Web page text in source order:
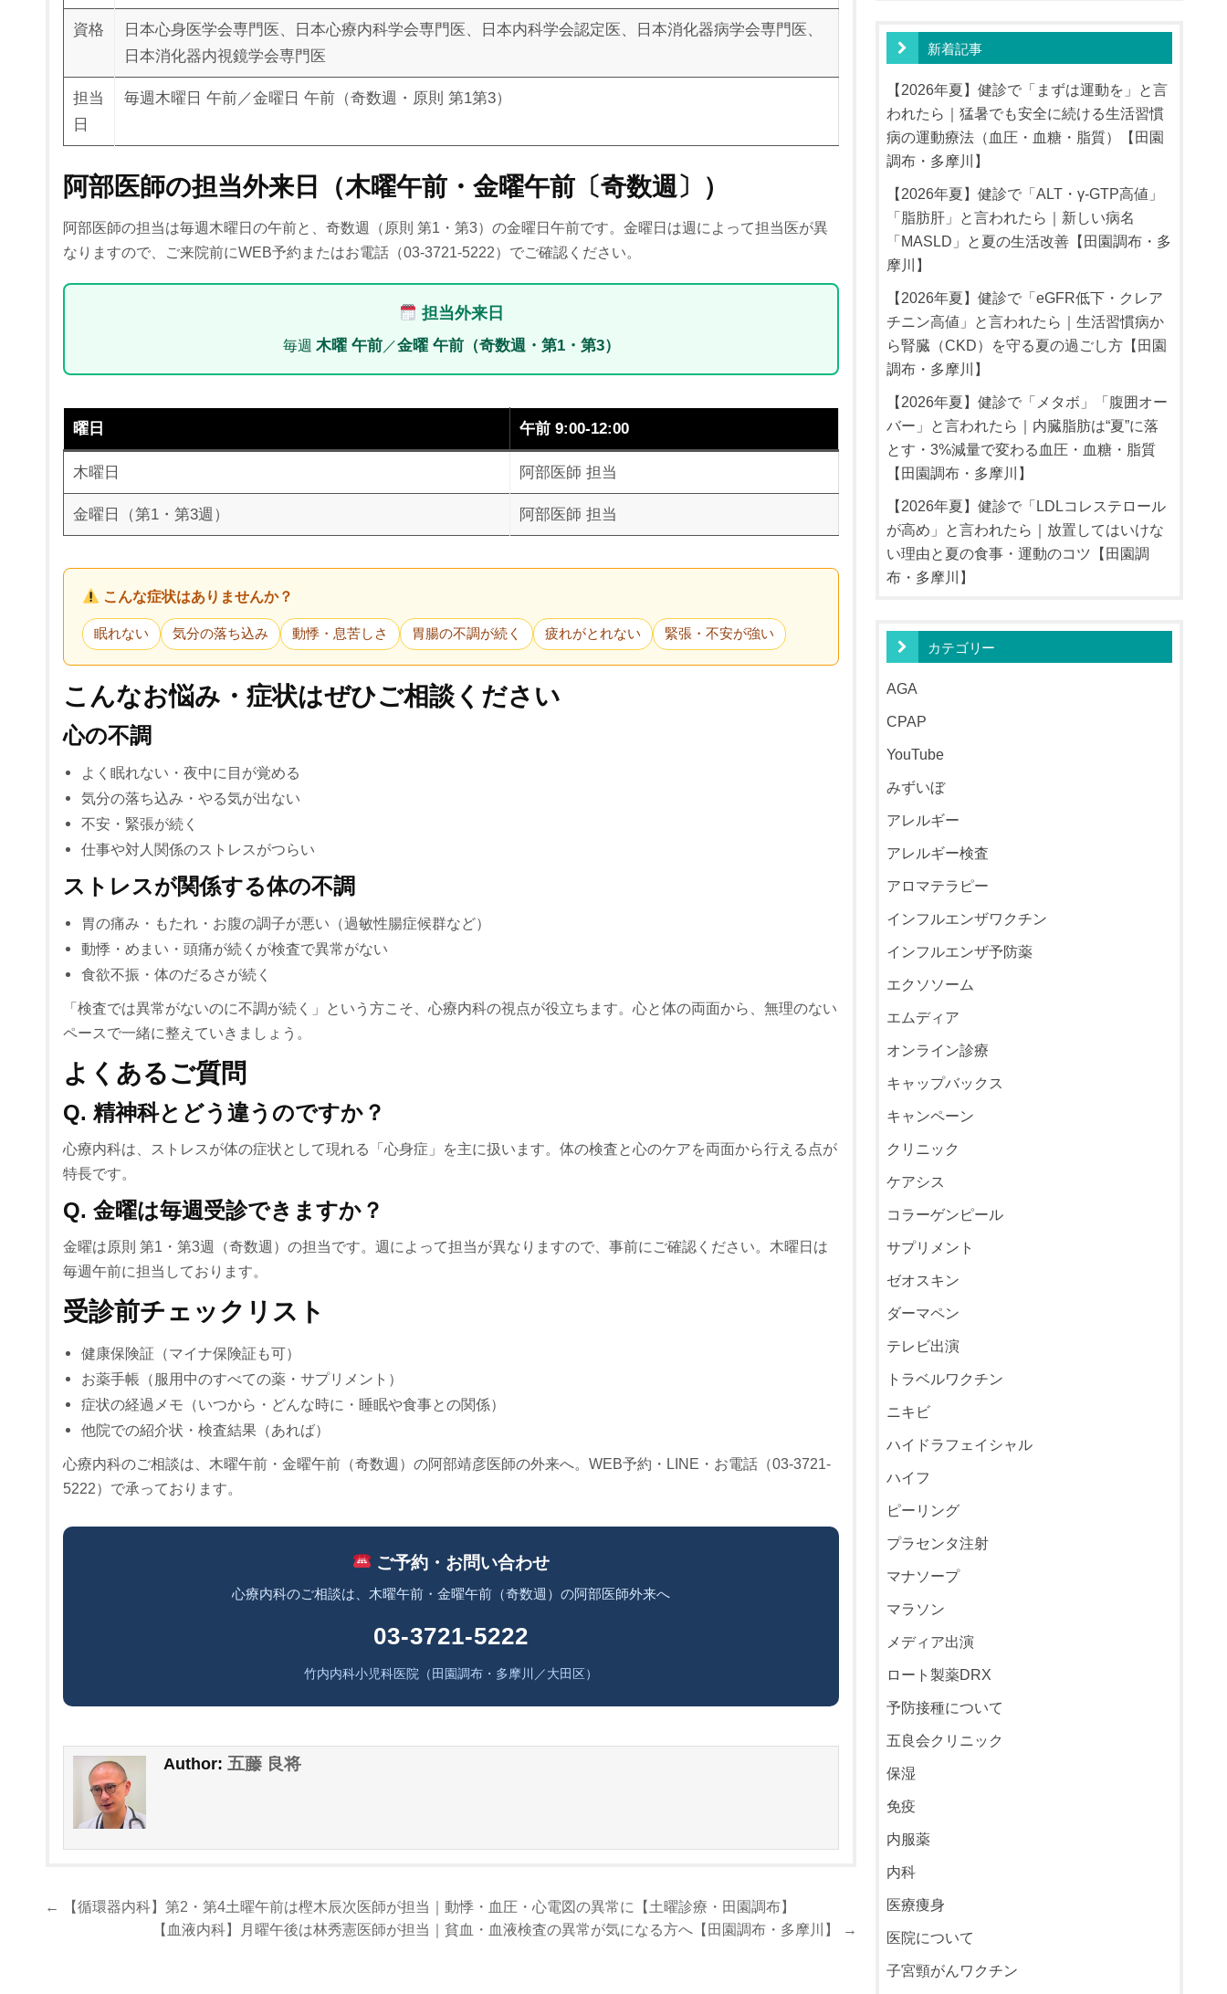
資格
日本心身医学会専門医、日本心療内科学会専門医、日本内科学会認定医、日本消化器病学会専門医、
日本消化器内視鏡学会専門医
担当
日
毎週木曜日 午前／金曜日 午前（奇数週・原則 第1第3）
阿部医師の担当外来日（木曜午前・金曜午前〔奇数週〕）
阿部医師の担当は毎週木曜日の午前と、奇数週（原則 第1・第3）の金曜日午前です。金曜日は週によって担当医が異
なりますので、ご来院前にWEB予約またはお電話（03-3721-5222）でご確認ください。
担当外来日
毎週 木曜 午前／金曜 午前（奇数週・第1・第3）
曜日 午前 9:00-12:00
木曜日 阿部医師 担当
金曜日（第1・第3週） 阿部医師 担当
こんな症状はありませんか？
眠れない 気分の落ち込み 動悸・息苦しさ 胃腸の不調が続く 疲れがとれない 緊張・不安が強い
こんなお悩み・症状はぜひご相談ください
心の不調
よく眠れない・夜中に目が覚める
気分の落ち込み・やる気が出ない
不安・緊張が続く
仕事や対人関係のストレスがつらい
ストレスが関係する体の不調
胃の痛み・もたれ・お腹の調子が悪い（過敏性腸症候群など）
動悸・めまい・頭痛が続くが検査で異常がない
食欲不振・体のだるさが続く
「検査では異常がないのに不調が続く」という方こそ、心療内科の視点が役立ちます。心と体の両面から、無理のない
ペースで一緒に整えていきましょう。
よくあるご質問
Q. 精神科とどう違うのですか？
心療内科は、ストレスが体の症状として現れる「心身症」を主に扱います。体の検査と心のケアを両面から行える点が
特長です。
Q. 金曜は毎週受診できますか？
金曜は原則 第1・第3週（奇数週）の担当です。週によって担当が異なりますので、事前にご確認ください。木曜日は
毎週午前に担当しております。
受診前チェックリスト
健康保険証（マイナ保険証も可）
お薬手帳（服用中のすべての薬・サプリメント）
症状の経過メモ（いつから・どんな時に・睡眠や食事との関係）
他院での紹介状・検査結果（あれば）
心療内科のご相談は、木曜午前・金曜午前（奇数週）の阿部靖彦医師の外来へ。WEB予約・LINE・お電話（03-3721-
5222）で承っております。
ご予約・お問い合わせ
心療内科のご相談は、木曜午前・金曜午前（奇数週）の阿部医師外来へ
03-3721-5222
竹内内科小児科医院（田園調布・多摩川／大田区）
Author: 五藤 良将
投
← 【循環器内科】第2・第4土曜午前は樫木辰次医師が担当｜動悸・血圧・心電図の異常に【土曜診療・田園調布】
【血液内科】月曜午後は林秀憲医師が担当｜貧血・血液検査の異常が気になる方へ【田園調布・多摩川】 →
新着記事
【2026年夏】健診で「まずは運動を」と言
われたら｜猛暑でも安全に続ける生活習慣
病の運動療法（血圧・血糖・脂質）【田園
調布・多摩川】
【2026年夏】健診で「ALT・γ-GTP高値」
「脂肪肝」と言われたら｜新しい病名
「MASLD」と夏の生活改善【田園調布・多
摩川】
【2026年夏】健診で「eGFR低下・クレア
チニン高値」と言われたら｜生活習慣病か
ら腎臓（CKD）を守る夏の過ごし方【田園
調布・多摩川】
【2026年夏】健診で「メタボ」「腹囲オー
バー」と言われたら｜内臓脂肪は“夏”に落
とす・3%減量で変わる血圧・血糖・脂質
【田園調布・多摩川】
【2026年夏】健診で「LDLコレステロール
が高め」と言われたら｜放置してはいけな
い理由と夏の食事・運動のコツ【田園調
布・多摩川】
カテゴリー
AGA
CPAP
YouTube
みずいぼ
アレルギー
アレルギー検査
アロマテラピー
インフルエンザワクチン
インフルエンザ予防薬
エクソソーム
エムディア
オンライン診療
キャップバックス
キャンペーン
クリニック
ケアシス
コラーゲンピール
サプリメント
ゼオスキン
ダーマペン
テレビ出演
トラベルワクチン
ニキビ
ハイドラフェイシャル
ハイフ
ピーリング
プラセンタ注射
マナソープ
マラソン
メディア出演
ロート製薬DRX
予防接種について
五良会クリニック
保湿
免疫
内服薬
内科
医療痩身
医院について
子宮頸がんワクチン